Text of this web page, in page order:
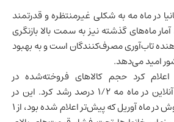
در ماه مه به شکلی غیرمنتظره و قدرتمند
ماه‌های گذشته نیز به سمت بالا بازنگری
تاب‌آوری مصرف‌کنندگان است و به بهبود
امید می‌دهد.
اعلام کرد حجم کالاهای فروخته‌شده در
فروشگاه‌ها و بسترهای آنلاین در ماه مه ۱/۲ درصد رشد کرد. این در
حالی است که کاهش فروش در ماه آوریل که پیش‌تر اعلام شده بود، از ۱